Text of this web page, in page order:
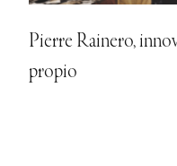
Pierre Rainero,
propio